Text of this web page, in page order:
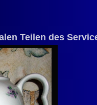
Teilen des